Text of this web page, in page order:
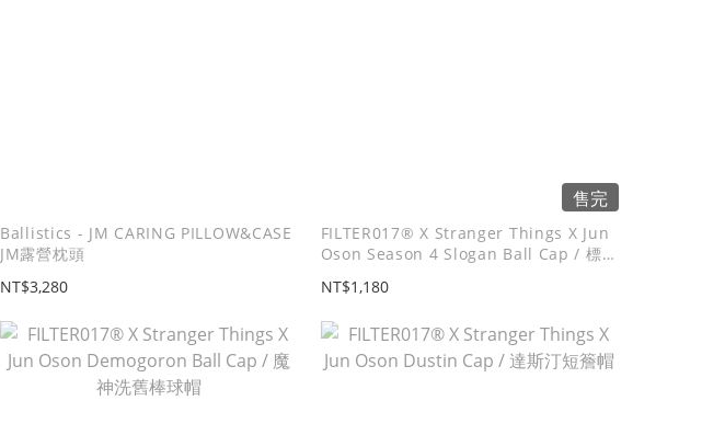
Ballistics - JM CARING PILLOW&CASE
JM露營枕頭
NT$3,280
售完
FILTER017® X Stranger Things X Jun
Oson Season 4 Slogan Ball Cap / 標語
NT$1,180